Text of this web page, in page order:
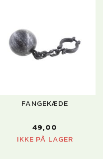
FANGEKÆDE
49,00
IKKE PÅ LAGER